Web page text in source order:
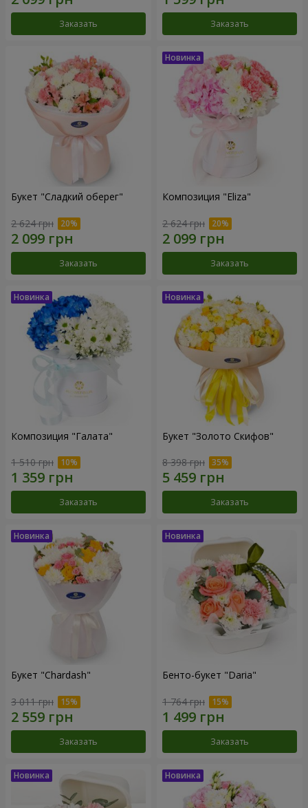
Заказать Заказать
Букет "Сладкий оберег"
2 624 грн
Заказать
Композиция "Eliza"
2 624 грн
Заказать
Композиция "Галата"
1 510 грн
Заказать
Букет "Золото Скифов"
8 398 грн
Заказать
Букет "Chardash"
3 011 грн
Заказать
Бенто-букет "Daria"
1 764 грн
Заказать